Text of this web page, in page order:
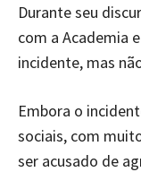
Durante seu
com a Academia
incidente, mas
Embora o
sociais, com
ser acusado de